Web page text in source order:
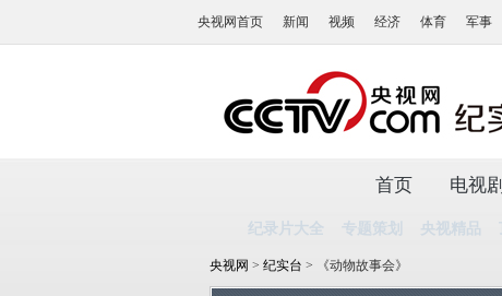
央视网首页 新闻 视频 经济 体育 军事
首页 电视剧
纪录片大全 专题策划 央视精品
央视网 > 纪实台 > 《动物故事会》